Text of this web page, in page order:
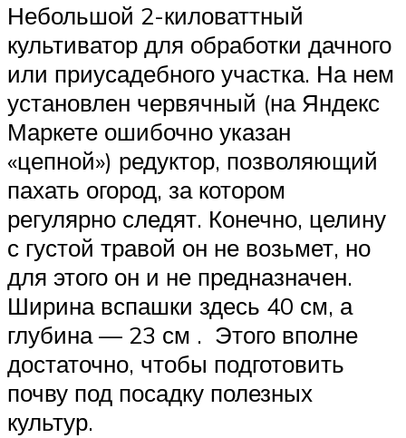
Небольшой 2-киловаттный
культиватор для обработки дачного
или приусадебного участка. На нем
установлен червячный (на Яндекс
Маркете ошибочно указан
«цепной») редуктор, позволяющий
пахать огород, за котором
регулярно следят. Конечно, целину
с густой травой он не возьмет, но
для этого он и не предназначен.
Ширина вспашки здесь 40 см, а
глубина — 23 см . Этого вполне
достаточно, чтобы подготовить
почву под посадку полезных
культур.